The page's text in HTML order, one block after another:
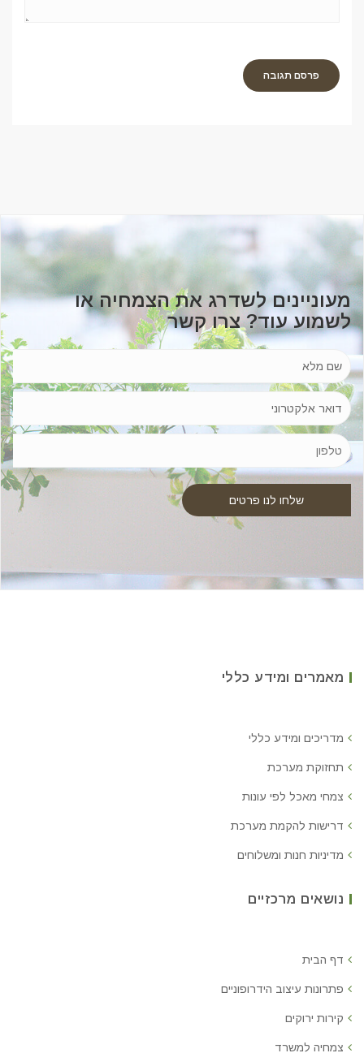
מעוניינים לשדרג את הצמחיה או
לשמוע עוד? צרו קשר
מאמרים ומידע כללי
מדריכים ומידע כללי
תחזוקת מערכת
צמחי מאכל לפי עונות
דרישות להקמת מערכת
מדיניות חנות ומשלוחים
נושאים מרכזיים
דף הבית
פתרונות עיצוב הידרופוניים
קירות ירוקים
צמחיה למשרד